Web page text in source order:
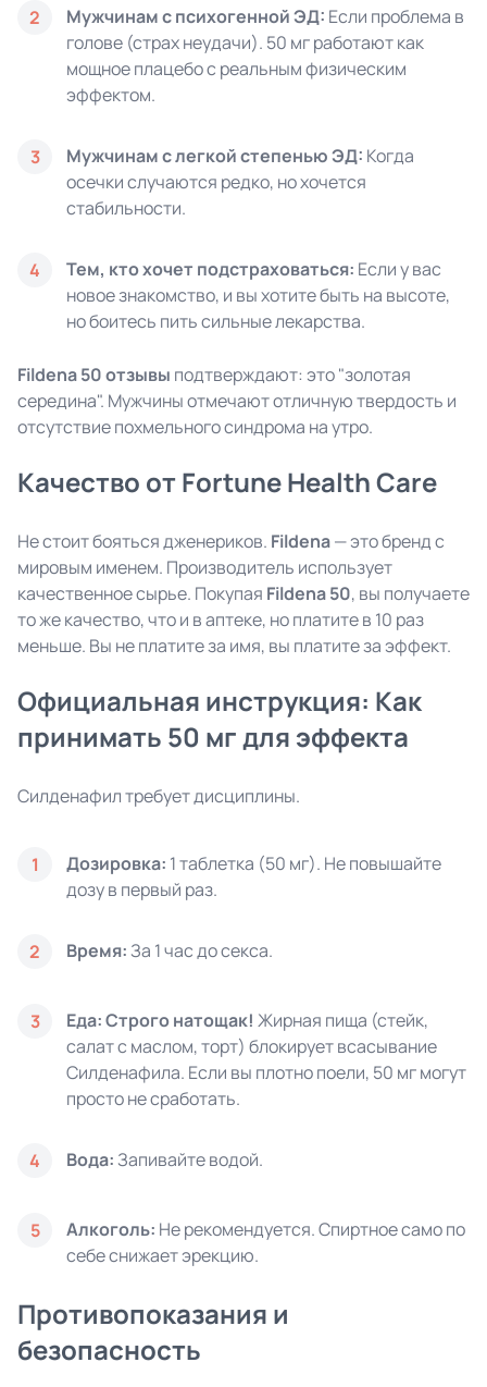
2 Мужчинам с психогенной ЭД: Если проблема в
голове (страх неудачи). 50 мг работают как
мощное плацебо с реальным физическим
эффектом.
3 Мужчинам с легкой степенью ЭД: Когда
осечки случаются редко, но хочется
стабильности.
4 Тем, кто хочет подстраховаться: Если у вас
новое знакомство, и вы хотите быть на высоте,
но боитесь пить сильные лекарства.
Fildena 50 отзывы подтверждают: это "золотая
середина". Мужчины отмечают отличную твердость и
отсутствие похмельного синдрома на утро.
Качество от Fortune Health Care
Не стоит бояться дженериков. Fildena— это бренд с
мировым именем. Производитель использует
качественное сырье. Покупая Fildena 50, вы получаете
то же качество, что и в аптеке, но платите в 10 раз
меньше. Вы не платите за имя, вы платите за эффект.
Официальная инструкция: Как
принимать 50 мг для эффекта
Силденафил требует дисциплины.
1 Дозировка: 1 таблетка (50 мг). Не повышайте
дозу в первый раз.
2 Время: За 1 час до секса.
3 Еда:Строго натощак! Жирная пища (стейк,
салат с маслом, торт) блокирует всасывание
Силденафила. Если вы плотно поели, 50 мг могут
просто не сработать.
4 Вода: Запивайте водой.
5 Алкоголь: Не рекомендуется. Спиртное само по
себе снижает эрекцию.
Противопоказания и
безопасность